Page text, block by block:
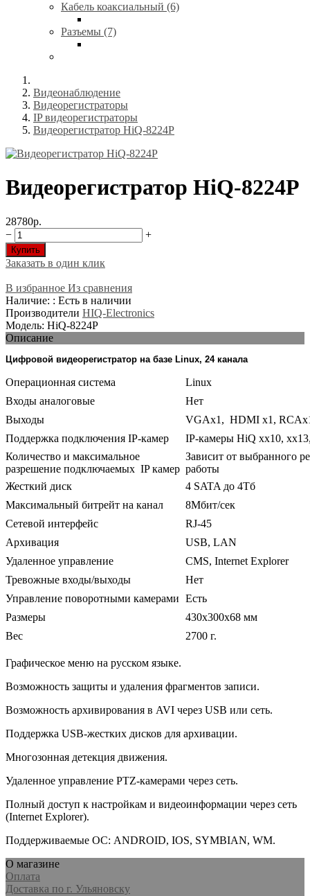
Кабель коаксиальный (6)
Разъемы (7)
Видеонаблюдение
Видеорегистраторы
IP видеорегистраторы
Видеорегистратор HiQ-8224P
Видеорегистратор HiQ-8224P
28780р.
−
+
Купить
Заказать в один клик
В избранное Из сравнения
Наличие: : Есть в наличии
Производители HIQ-Electronics
Модель: HiQ-8224P
Описание
Цифровой видеорегистратор на базе Linux, 24 канала
Операционная система
Linux
Входы аналоговые
Нет
Выходы
VGAх1, HDMI x1,
Поддержка подключения IP-камер
IP-камеры HiQ xx10,
Количество и максимальное
разрешение подключаемых IP камер
Зависит от выбранного
работы
Жесткий диск
4 SATA до 4Тб
Максимальный битрейт на канал
8Мбит/сек
Сетевой интерфейс
RJ-45
Архивация
USB, LAN
Удаленное управление
CMS, Internet Explorer
Тревожные входы/выходы
Нет
Управление поворотными камерами Есть
Размеры
430х300х68 мм
Вес
2700 г.
Графическое меню на русском языке.
Возможность защиты и удаления фрагментов записи.
Возможность архивирования в AVI через USB или сеть.
Поддержка USB-жестких дисков для архивации.
Многозонная детекция движения.
Удаленное управление PTZ-камерами через сеть.
Полный доступ к настройкам и видеоинформации через сеть
(Internet Explorer).
Поддерживаемые ОС: ANDROID, IOS, SYMBIAN, WM.
О магазине
Оплата
Доставка по г. Ульяновску